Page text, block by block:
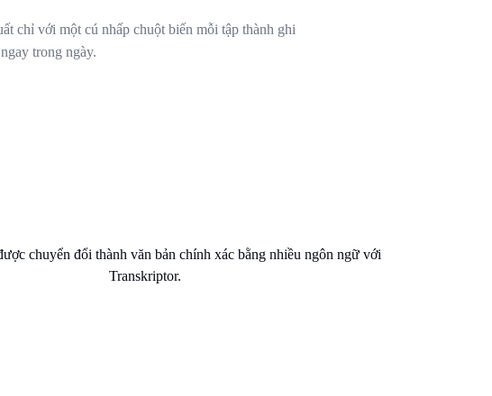
chỉ với một cú nhấp chuột biến mỗi tập thành ghi
trong ngày.